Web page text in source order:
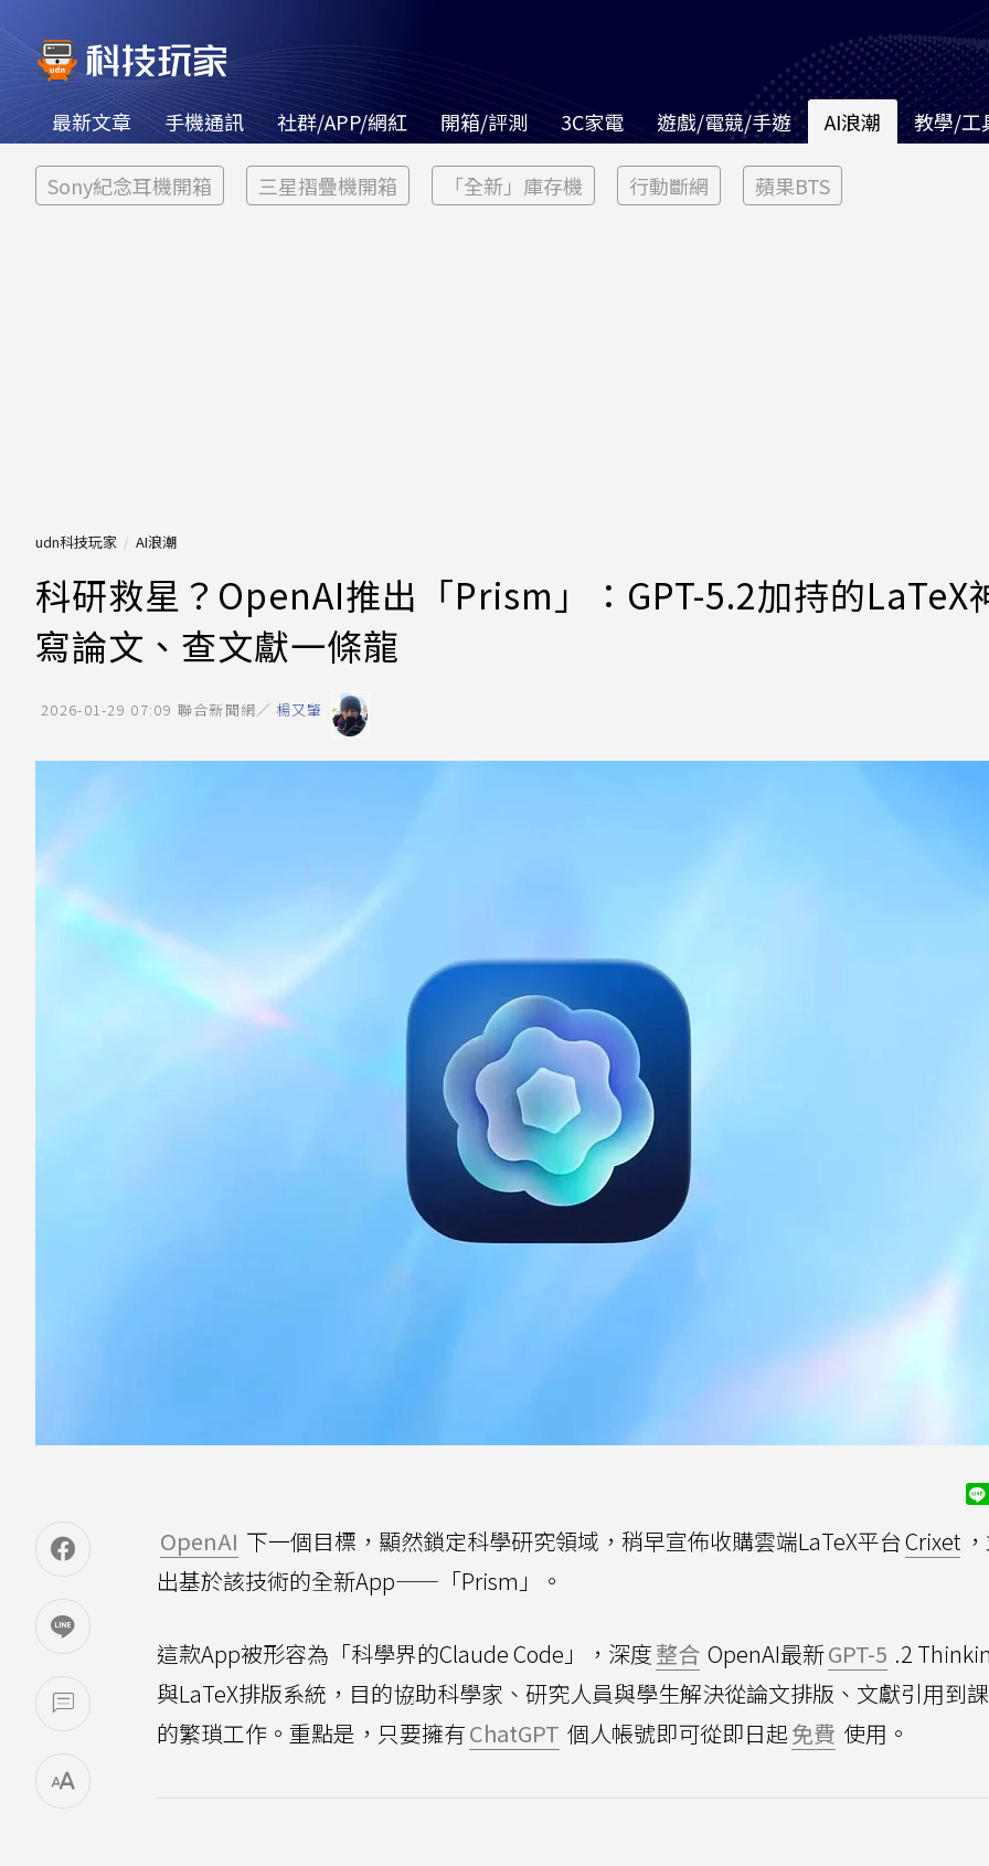
最新文章 手機通訊 社群/APP/網紅 開箱/評測 3C家電 遊戲/電競/手遊 AI浪潮 教學/工
Sony紀念耳機開箱 三星摺疊機開箱 「全新」庫存機 行動斷網 蘋果BTS
udn科技玩家 AI浪潮
科研救星？OpenAI推出「Prism」：GPT-5.2加持的LaTeX
寫論文、查文獻一條龍
2026-01-29 07:09 聯合新聞網／ 楊又肇
OpenAI 下一個目標，顯然鎖定科學研究領域，稍早宣佈收購雲端LaTeX平台Crixet
出基於該技術的全新App——「Prism」。
這款App被形容為「科學界的Claude Code」，深度整合 OpenAI最新GPT-5 .2
與LaTeX排版系統，目的協助科學家、研究人員與學生解決從論文排版、文獻引用到
的繁瑣工作。重點是，只要擁有ChatGPT 個人帳號即可從即日起免費 使用。